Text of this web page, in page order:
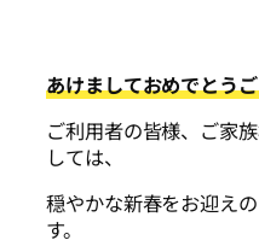
あけましておめでとう
ご利用者の皆様、ご家
しては、
穏やかな新春をお迎え
す。